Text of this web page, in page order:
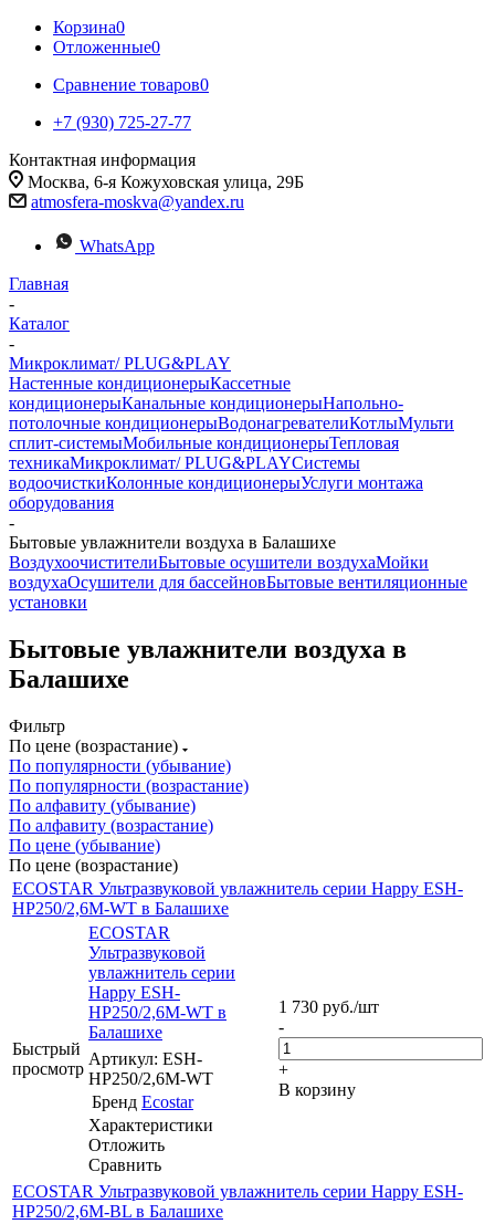
Корзина0
Отложенные0
Сравнение товаров0
+7 (930) 725-27-77
Контактная информация
Москва, 6-я Кожуховская улица, 29Б
atmosfera-moskva@yandex.ru
WhatsApp
Главная
-
Каталог
-
Микроклимат/ PLUG&PLAY
Настенные кондиционерыКассетные
кондиционерыКанальные кондиционерыНапольно-
потолочные кондиционерыВодонагревателиКотлыМульти
сплит-системыМобильные кондиционерыТепловая
техникаМикроклимат/ PLUG&PLAYСистемы
водоочисткиКолонные кондиционерыУслуги монтажа
оборудования
-
Бытовые увлажнители воздуха в Балашихе
ВоздухоочистителиБытовые осушители воздухаМойки
воздухаОсушители для бассейновБытовые вентиляционные
установки
Бытовые увлажнители воздуха в
Балашихе
Фильтр
По цене (возрастание)
По популярности (убывание)
По популярности (возрастание)
По алфавиту (убывание)
По алфавиту (возрастание)
По цене (убывание)
По цене (возрастание)
ECOSTAR Ультразвуковой увлажнитель серии Happy ESH-
HP250/2,6M-WT в Балашихе
Быстрый
просмотр
ECOSTAR
Ультразвуковой
увлажнитель серии
Happy ESH-
HP250/2,6M-WT в
Балашихе
Артикул: ESH-
HP250/2,6M-WT
Бренд Ecostar
Характеристики
Отложить
Сравнить
1 730 руб./шт
-
+
В корзину
ECOSTAR Ультразвуковой увлажнитель серии Happy ESH-
HP250/2,6M-BL в Балашихе